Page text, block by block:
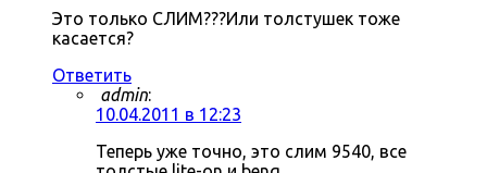
Это только СЛИМ???Или толстушек тоже
касается?
Ответить
admin:
10.04.2011 в 12:23
Теперь уже точно, это слим 9540, все